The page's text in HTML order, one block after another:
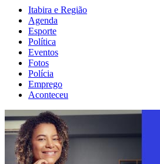
Itabira e Região
Agenda
Esporte
Política
Eventos
Fotos
Polícia
Emprego
Aconteceu